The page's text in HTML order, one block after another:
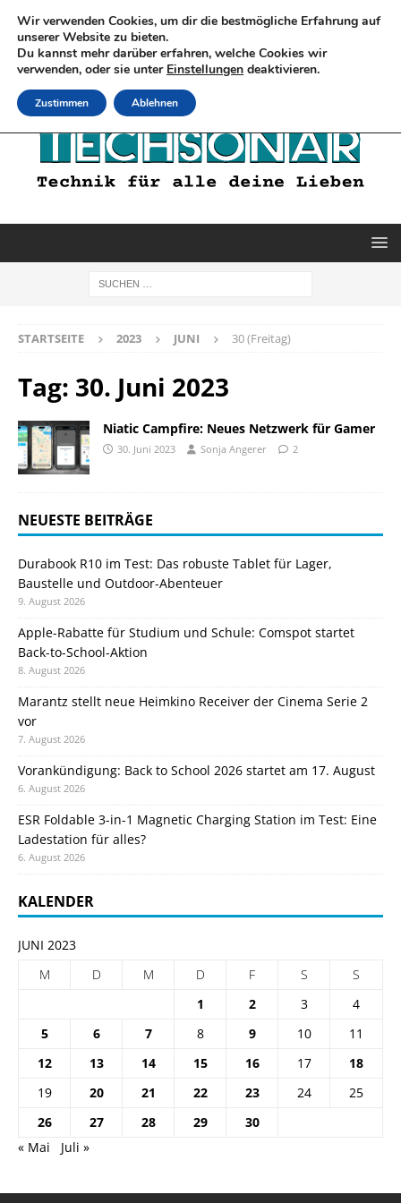
STARTSEITE 2023 JUNI 30 (Freitag)
Tag: 30. Juni 2023
Niatic Campfire: Neues Netzwerk für Gamer
30. Juni 2023 Sonja Angerer 2
NEUESTE BEITRÄGE
Durabook R10 im Test: Das robuste Tablet für Lager,
Baustelle und Outdoor-Abenteuer
9. August 2026
Apple-Rabatte für Studium und Schule: Comspot startet
Back-to-School-Aktion
8. August 2026
Marantz stellt neue Heimkino Receiver der Cinema Serie 2
vor
7. August 2026
Vorankündigung: Back to School 2026 startet am 17. August
6. August 2026
ESR Foldable 3-in-1 Magnetic Charging Station im Test: Eine
Ladestation für alles?
6. August 2026
KALENDER
JUNI 2023
M
D M D F S
S
1
2 3
4
5
6 7 8 9 10
11
12
13 14 15 16 17
18
19
20 21 22 23 24
25
26
27 28 29
30
« Mai
Juli »
Wir verwenden Cookies, um dir die bestmögliche Erfahrung auf
unserer Website zu bieten.
Du kannst mehr darüber erfahren, welche Cookies wir
verwenden, oder sie unter Einstellungen deaktivieren.
Zustimmen Ablehnen